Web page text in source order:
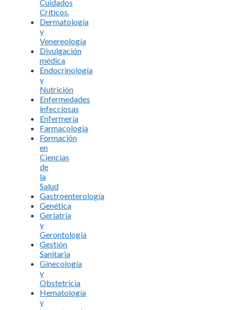
Cuidados
Críticos.
Dermatología
y
Venereología
Divulgación
médica
Endocrinología
y
Nutrición
Enfermedades
infecciosas
Enfermería
Farmacología
Formación
en
Ciencias
de
la
Salud
Gastroenterología
Genética
Geriatría
y
Gerontología
Gestión
Sanitaria
Ginecología
y
Obstetricia
Hematología
y